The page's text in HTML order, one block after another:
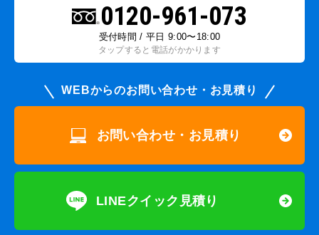
0120-961-073
受付時間 / 平日 9:00〜18:00
タップすると電話がかかります
WEBからのお問い合わせ・お見積り
お問い合わせ・お見積り
LINEクイック見積り